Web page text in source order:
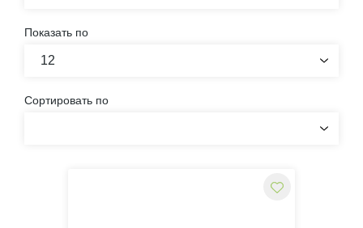
Показать по
12
Сортировать по